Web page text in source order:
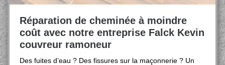
Réparation de cheminée à moindre
coût avec notre entreprise Falck Kevin
couvreur ramoneur
Des fuites d’eau ? Des fissures sur la maçonnerie ? Un